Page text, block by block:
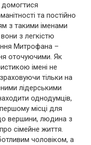
та постійно
з такими іменами
з легкістю
Митрофана –
оточуючими. Як
імені не
тільки на
лідерськими
однодумців,
місці для
вершини, людина з
сімейне життя.
чоловіком, а